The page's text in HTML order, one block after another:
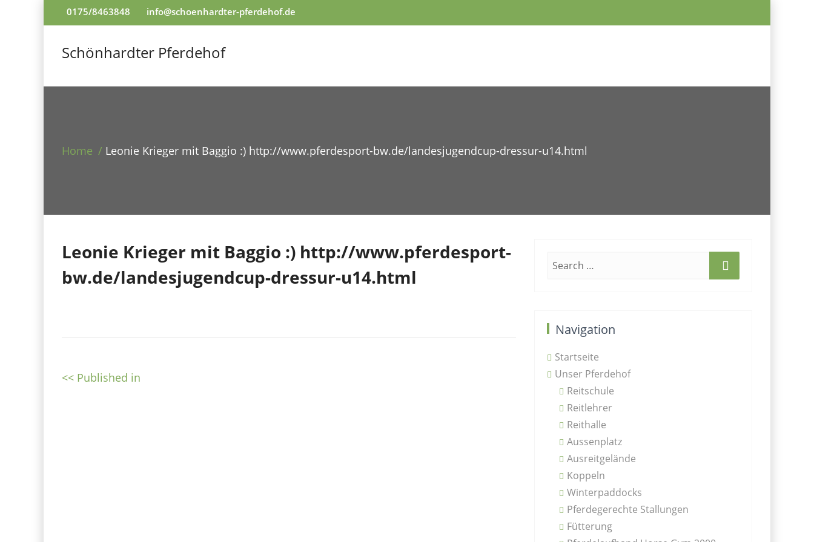
0175/8463848 info@schoenhardter-pferdehof.de
Schönhardter Pferdehof
Home Leonie Krieger mit Baggio :) http://www.pferdesport-bw.de/landesjugendcup-dressur-u14.html
Leonie Krieger mit Baggio :) http://www.pferdesport-
bw.de/landesjugendcup-dressur-u14.html
Beitragsnavigation
Published in
Navigation
Startseite
Unser Pferdehof
Reitschule
Reitlehrer
Reithalle
Aussenplatz
Ausreitgelände
Koppeln
Winterpaddocks
Pferdegerechte Stallungen
Fütterung